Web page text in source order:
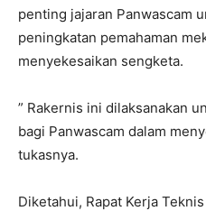
penting jajaran Panwascam
peningkatan pemahaman
menyekesaikan sengketa.
” Rakernis ini dilaksanakan
bagi Panwascam dalam
tukasnya.
Diketahui, Rapat Kerja